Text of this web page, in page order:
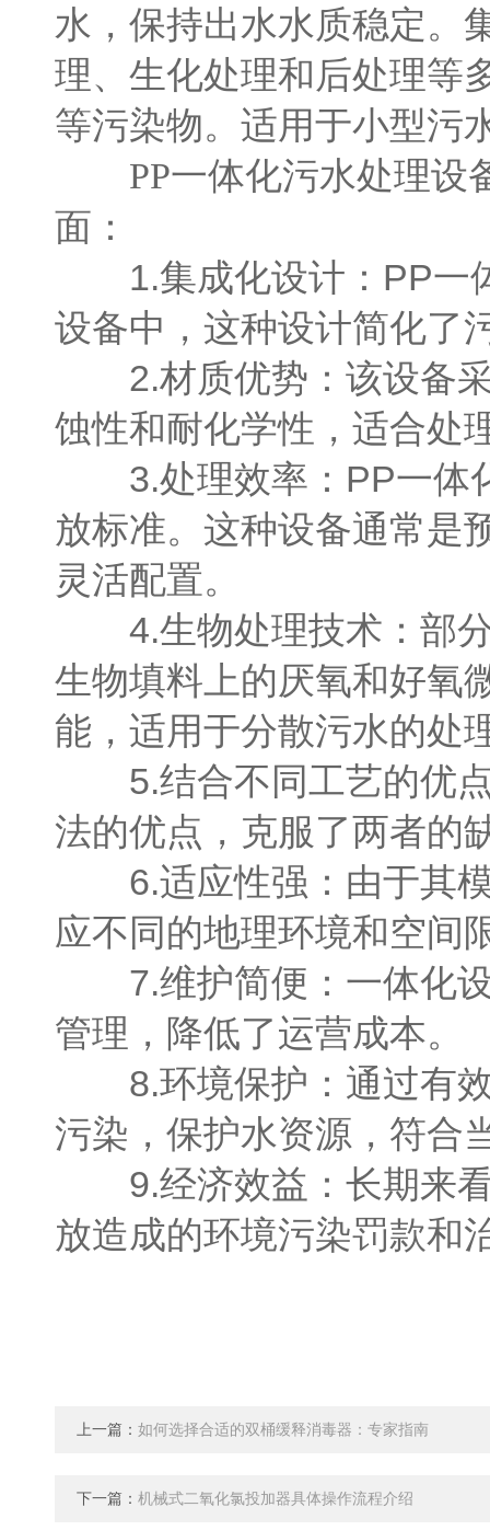
水，保持出水水质稳定。
理、生化处理和后处理等
等污染物。适用于小型污
PP一体化污水处理设
面：
1.集成化设计：PP一体
设备中，这种设计简化了
2.材质优势：该设备采
蚀性和耐化学性，适合处
3.处理效率：PP一体化
放标准。这种设备通常是
灵活配置。
4.生物处理技术：部分
生物填料上的厌氧和好氧
能，适用于分散污水的处
5.结合不同工艺的优点
法的优点，克服了两者的
6.适应性强：由于其模
应不同的地理环境和空间
7.维护简便：一体化设
管理，降低了运营成本。
8.环境保护：通过有效
污染，保护水资源，符合
9.经济效益：长期来看
放造成的环境污染罚款和
上一篇： 如何选择合适的双桶缓释消毒器：专家指南
下一篇： 机械式二氧化氯投加器具体操作流程介绍